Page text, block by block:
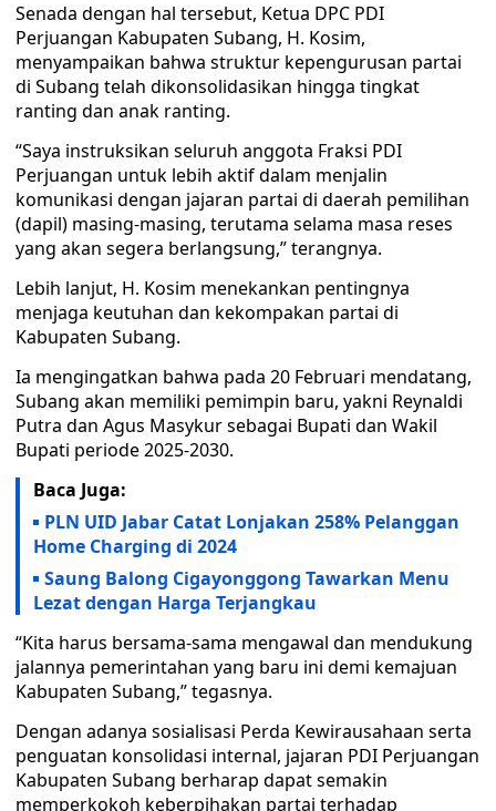
Senada dengan hal tersebut, Ketua DPC PDI
Perjuangan Kabupaten Subang, H. Kosim,
menyampaikan bahwa struktur kepengurusan partai
di Subang telah dikonsolidasikan hingga tingkat
ranting dan anak ranting.
“Saya instruksikan seluruh anggota Fraksi PDI
Perjuangan untuk lebih aktif dalam menjalin
komunikasi dengan jajaran partai di daerah pemilihan
(dapil) masing-masing, terutama selama masa reses
yang akan segera berlangsung,” terangnya.
Lebih lanjut, H. Kosim menekankan pentingnya
menjaga keutuhan dan kekompakan partai di
Kabupaten Subang.
Ia mengingatkan bahwa pada 20 Februari mendatang,
Subang akan memiliki pemimpin baru, yakni Reynaldi
Putra dan Agus Masykur sebagai Bupati dan Wakil
Bupati periode 2025-2030.
Baca Juga:
PLN UID Jabar Catat Lonjakan 258% Pelanggan
Home Charging di 2024
Saung Balong Cigayonggong Tawarkan Menu
Lezat dengan Harga Terjangkau
“Kita harus bersama-sama mengawal dan mendukung
jalannya pemerintahan yang baru ini demi kemajuan
Kabupaten Subang,” tegasnya.
Dengan adanya sosialisasi Perda Kewirausahaan serta
penguatan konsolidasi internal, jajaran PDI Perjuangan
Kabupaten Subang berharap dapat semakin
memperkokoh keberpihakan partai terhadap